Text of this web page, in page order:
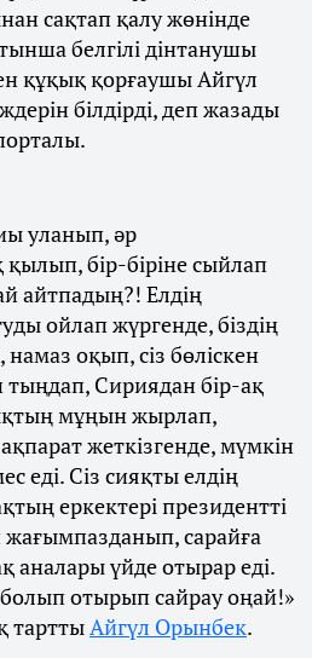
сақтап қалу жөнінде
белгілі дінтанушы
құқық қорғаушы Айгүл
білдірді, деп жазады
уланып, әр
бір-біріне сыйлап
айтпадың?! Елдің
ойлап жүргенде, біздің
намаз оқып, сіз бөліскен
тыңдап, Сириядан бір-ақ
мұңын жырлап,
жеткізгенде, мүмкін
еді. Сіз сияқты елдің
еркектері президентті
жағымпазданып, сарайға
аналары үйде отырар еді.
отырып сайрау оңай!»
тарттыАйгүл Орынбек.